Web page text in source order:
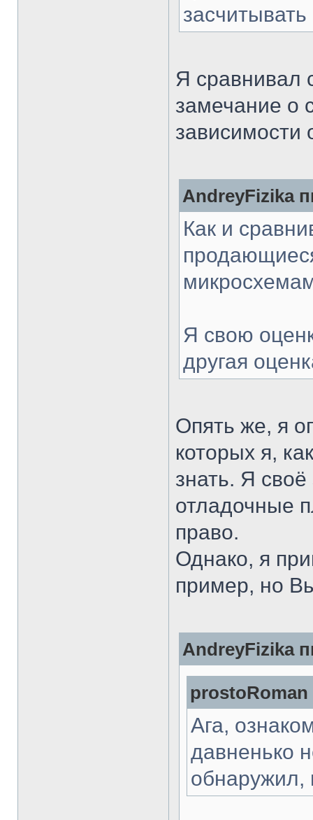
Я сравнивал
замечание о
зависимости
AndreyFizika
Как и
Я свою
другая
Опять же, я
которых я,
знать. Я
отладочные
право.
Однако, я
пример, но
AndreyFizika
prostoRoman
Ага,
давненько
обнаружил,